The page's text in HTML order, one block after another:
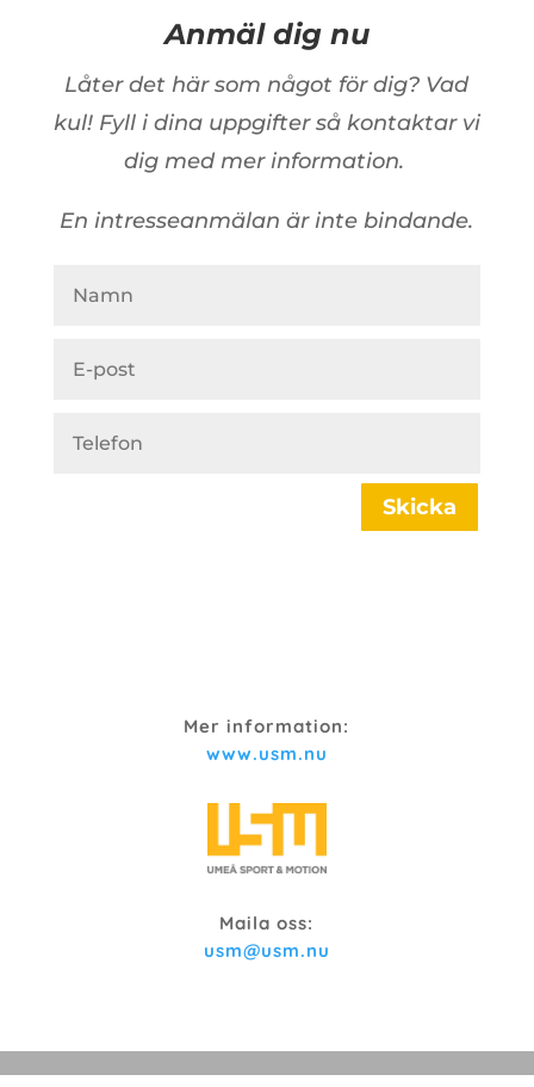
Anmäl dig nu
Låter det här som något för dig? Vad
kul! Fyll i dina uppgifter så kontaktar vi
dig med mer information.
En intresseanmälan är inte bindande.
Skicka
Mer information:
www.usm.nu
Maila oss:
usm@usm.nu